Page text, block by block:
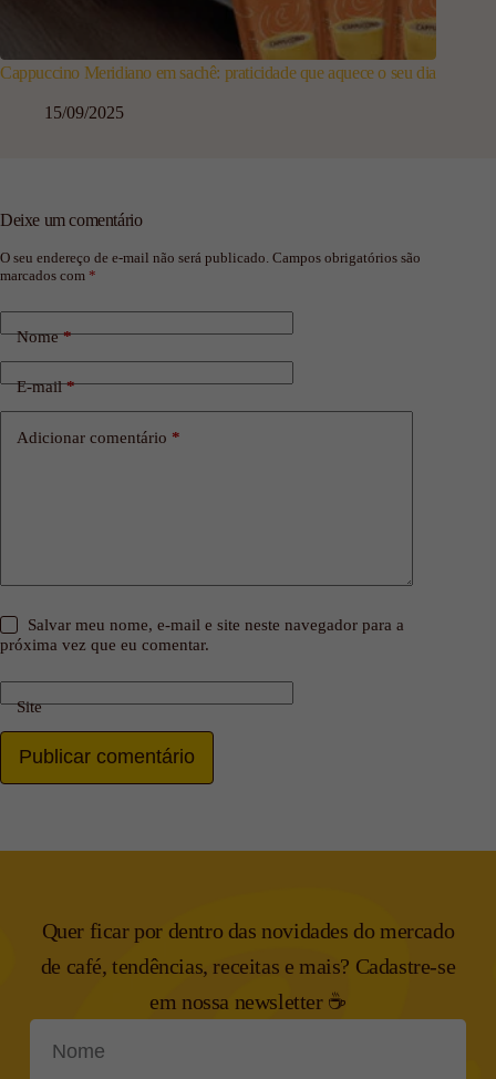
Cappuccino Meridiano em sachê: praticidade que aquece o seu dia
15/09/2025
Deixe um comentário
O seu endereço de e-mail não será publicado. Campos obrigatórios são
marcados com *
Nome*
E-mail*
Adicionar comentário *
Salvar meu nome, e-mail e site neste navegador para a
próxima vez que eu comentar.
Site
Publicar comentário
Quer ficar por dentro das novidades do mercado
de café, tendências, receitas e mais? Cadastre-se
em nossa newsletter ☕